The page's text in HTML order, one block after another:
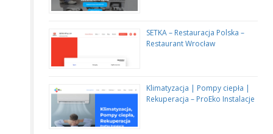
SETKA – Restauracja Polska –
Restaurant Wrocław
Klimatyzacja | Pompy ciepła |
Rekuperacja – ProEko Instalacje